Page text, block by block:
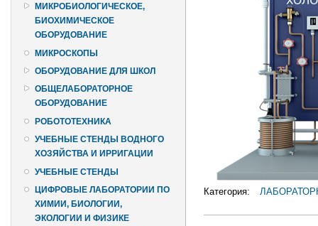
МИКРОБИОЛОГИЧЕСКОЕ,
БИОХИМИЧЕСКОЕ
ОБОРУДОВАНИЕ
МИКРОСКОПЫ
ОБОРУДОВАНИЕ ДЛЯ ШКОЛ
ОБЩЕЛАБОРАТОРНОЕ
ОБОРУДОВАНИЕ
РОБОТОТЕХНИКА
УЧЕБНЫЕ СТЕНДЫ ВОДНОГО
ХОЗЯЙСТВА И ИРРИГАЦИИ
УЧЕБНЫЕ СТЕНДЫ
ЦИФРОВЫЕ ЛАБОРАТОРИИ ПО
ХИМИИ, БИОЛОГИИ,
ЭКОЛОГИИ И ФИЗИКЕ
Категория: